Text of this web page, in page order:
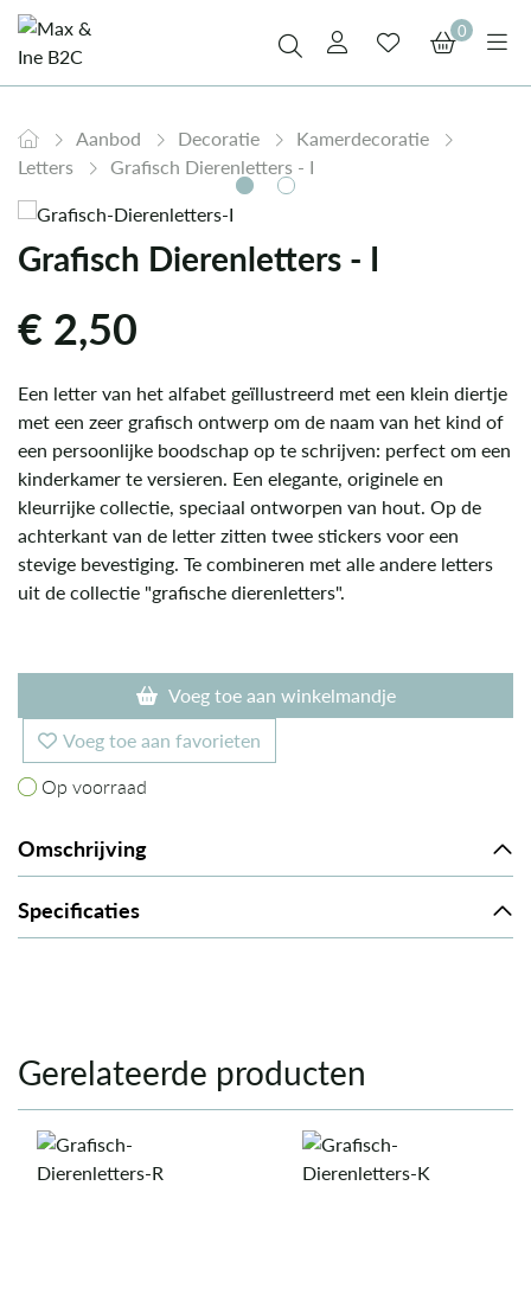
0
Aanbod Decoratie
Kamerdecoratie
Letters
Grafisch Dierenletters - I
Grafisch Dierenletters - I
€2,50
Een letter van het alfabet geïllustreerd met een klein diertje
met een zeer grafisch ontwerp om de naam van het kind of
een persoonlijke boodschap op te schrijven: perfect om een
kinderkamer te versieren. Een elegante, originele en
kleurrijke collectie, speciaal ontworpen van hout. Op de
achterkant van de letter zitten twee stickers voor een
stevige bevestiging. Te combineren met alle andere letters
uit de collectie "grafische dierenletters".
Voeg toe aan winkelmandje
Voeg toe aan favorieten
Op voorraad
Op voorraad
Omschrijving
Specificaties
Gerelateerde producten